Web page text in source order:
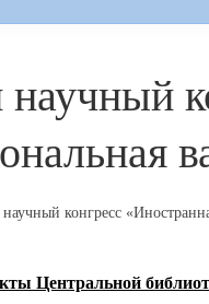
конгресс
Центральной